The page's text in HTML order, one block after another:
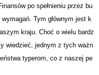
po spełnieniu przez bu
Tym głównym jest k
kraju. Choć o wielu bardz
wiedzieć, jednym z tych ważn
typerom, co z naszej pe